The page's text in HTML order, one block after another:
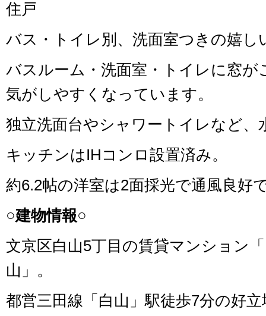
住戸
バス・トイレ別、洗面室つきの嬉し
バスルーム・洗面室・トイレに窓が
気がしやすくなっています。
独立洗面台やシャワートイレなど、
キッチンはIHコンロ設置済み。
約6.2帖の洋室は2面採光で通風良好
○建物情報○
文京区白山5丁目の賃貸マンション
山」。
都営三田線「白山」駅徒歩7分の好立